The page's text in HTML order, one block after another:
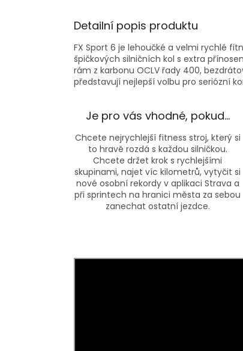
Detailní popis produktu
FX Sport 6 je lehoučké a velmi rychlé
špičkových silničních kol s extra
rám z karbonu OCLV řady 400,
představují nejlepší volbu pro seriózní
Je pro vás vhodné, pokud…
Chcete nejrychlejší fitness stroj, který si
to hravě rozdá s každou silničkou.
Chcete držet krok s rychlejšími
skupinami, najet víc kilometrů, vytyčit si
nové osobní rekordy v aplikaci Strava a
při sprintech na hranici města za sebou
zanechat ostatní jezdce.